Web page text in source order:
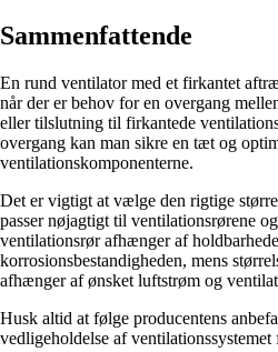
Sammenfattende
En rund ventilator med et firkantet
når der er behov for en overgang
eller tilslutning til firkantede
overgang kan man sikre en tæt og
ventilationskomponenterne.
Det er vigtigt at vælge den rigtige
passer nøjagtigt til ventilationsrørene
ventilationsrør afhænger af
korrosionsbestandigheden, mens
afhænger af ønsket luftstrøm og
Husk altid at følge producentens
vedligeholdelse af